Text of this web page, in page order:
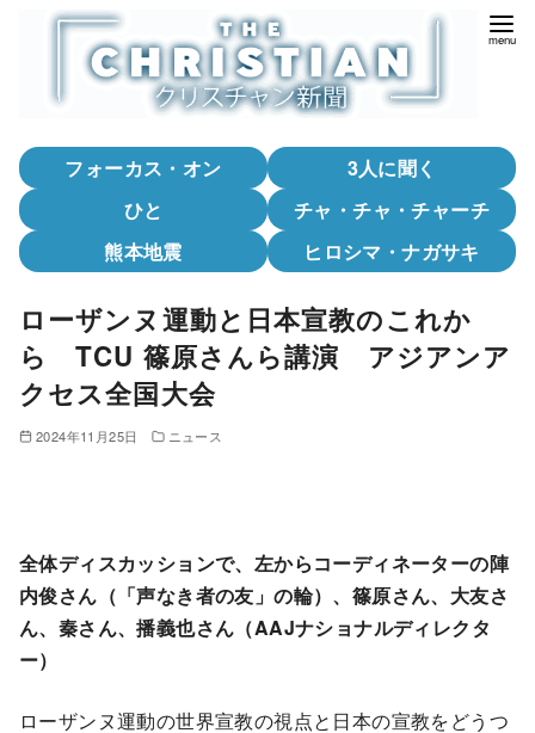
フォーカス・オン
3人に聞く
ひと
チャ・チャ・チャーチ
熊本地震
ヒロシマ・ナガサキ
ローザンヌ運動と日本宣教のこれか
ら TCU 篠原さんら講演 アジアンア
クセス全国大会
2024年11月25日 ニュース
全体ディスカッションで、左からコーディネーターの陣
内俊さん（「声なき者の友」の輪）、篠原さん、大友さ
ん、秦さん、播義也さん（AAJナショナルディレクタ
ー）
ローザンヌ運動の世界宣教の視点と日本の宣教をどうつ